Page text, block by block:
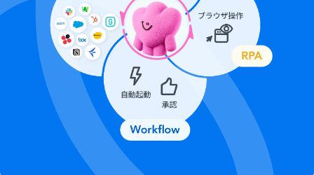
AIワーカーの基本設定は「【AIワーカー】基本的な設定方
法 」をご参照ください。
AIワーカーの同時実行数・作成可能なAIワーカー数・利用
可能なAIモデルはご契約中のプランによって異なります。
AIワーカー内でご利用いただけるアプリやオペレーション
等はフローボットの利用制限と同様です。
AIワーカーは、テスト実行でも本番実行と同様にタスクを
消費しますのでご注意ください。詳細は「
【AIワーカー】
タスク実行数の計算方法」ご参照ください。
AIワーカーはスキルを詳細に設定することで適切な処理を
実行しやすくなります。詳細は「
【AIワーカー】スキル
（旧マニュアル）の作成方法
」をご参照ください。